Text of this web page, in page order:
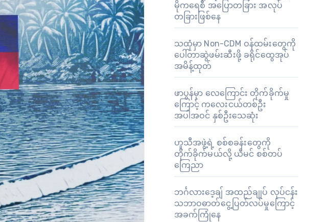
မိုကရေစီ အပြောတခြား အလုပ်
တခြားဖြစ်နေ
သထုံမှာ Non-CDM ဝန်ထမ်းတွေကို
ပေါ်တာဆွဲဖမ်းဆီးဖို့ ခရိုင်ထွေအုပ်
အမိန့်ထုတ်
ဖာပွန်မှာ လေကြောင်း တိုက်ခိုက်မှု
ကြောင့် ကလေးငယ်တစ်ဦး
အပါအဝင် နှစ်ဦးသေဆုံး
ဟူသီအဖွဲ့ရဲ့ စစ်စခန်းတွေကို
တိုက်ခိုက်မယ်လို့ ယီမင် စစ်တပ်
ကြေညာ
ဘင်္ဂလားဒေ့ချ် အထည်ချုပ် လုပ်ငန်း
သဘာဝဓာတ်ငွေ့ပြတ်လပ်မှုကြောင့်
အခက်ကြုံနေ